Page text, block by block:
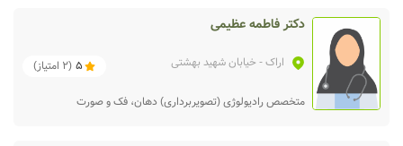
دکتر فاطمه عظیمی
اراک- خیابان شهید بهشتی 5
(
2 امتیاز)
متخصص رادیولوژی (تصویربرداری) دهان، فک و صورت